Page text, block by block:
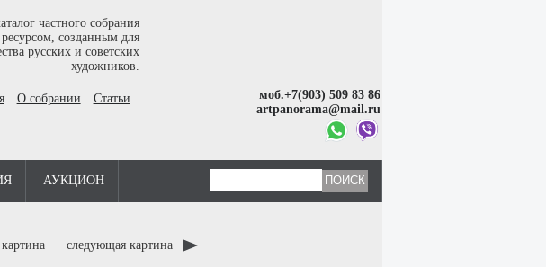
частного собрания
созданным для
русских и советских
художников.
О собрании Статьи
моб.+7(903) 509 83 86
artpanorama@mail.ru
АУКЦИОН
следующая картина